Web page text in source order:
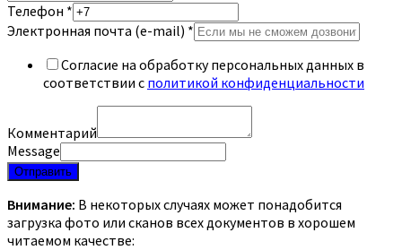
Телефон *
Электронная почта (e-mail) *
Согласие на обработку персональных данных в
соответствии с политикой конфиденциальности
Комментарий
Message
Отправить
Внимание: В некоторых случаях может понадобится
загрузка фото или сканов всех документов в хорошем
читаемом качестве: